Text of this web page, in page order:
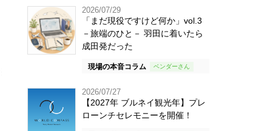
2026/07/29
「まだ現役ですけど何か」vol.3
－旅端のひと－ 羽田に着いたら
成田発だった
現場の本音コラム
2026/07/27
【2027年 ブルネイ観光年】プレ
ローンチセレモニーを開催！